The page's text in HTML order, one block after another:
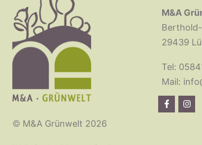
© M&A Grünwelt 2026
M&A
29439
Tel:
Mail: